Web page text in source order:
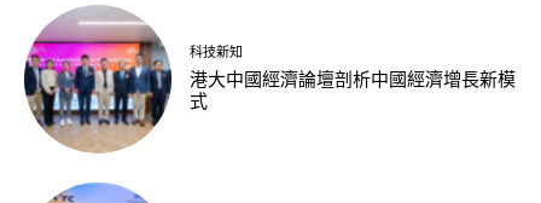
科技新知
港大中國經濟論壇剖析中國經濟增長新模
式